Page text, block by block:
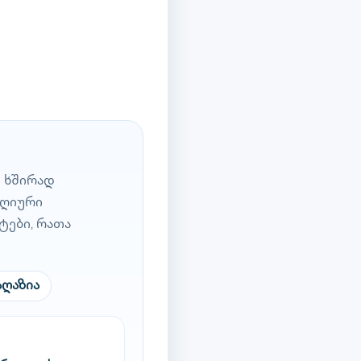
ხშირად
რათა